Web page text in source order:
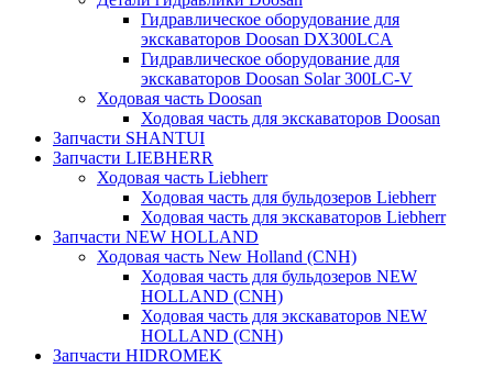
Гидравлическое оборудование для
экскаваторов Doosan DX300LCA
Гидравлическое оборудование для
экскаваторов Doosan Solar 300LC-V
Ходовая часть Doosan
Ходовая часть для экскаваторов Doosan
Запчасти SHANTUI
Запчасти LIEBHERR
Ходовая часть Liebherr
Ходовая часть для бульдозеров Liebherr
Ходовая часть для экскаваторов Liebherr
Запчасти NEW HOLLAND
Ходовая часть New Holland (CNH)
Ходовая часть для бульдозеров NEW
HOLLAND (CNH)
Ходовая часть для экскаваторов NEW
HOLLAND (CNH)
Запчасти HIDROMEK